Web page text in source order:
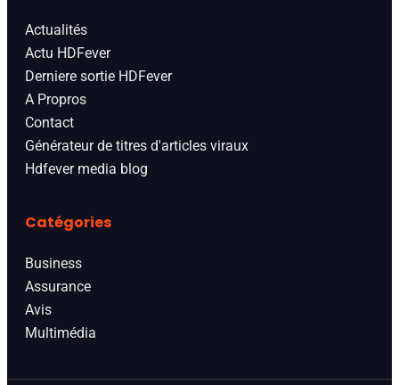
Actualités
Actu HDFever
Derniere sortie HDFever
A Propros
Contact
Générateur de titres d'articles viraux
Hdfever media blog
Catégories
Business
Assurance
Avis
Multimédia